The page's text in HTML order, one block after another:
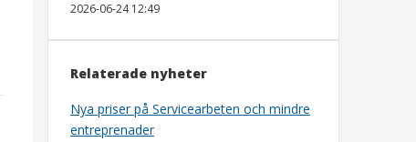
2026-06-24 12:49
Relaterade nyheter
Nya priser på Servicearbeten och mindre
entreprenader